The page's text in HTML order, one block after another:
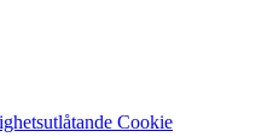
Cookie